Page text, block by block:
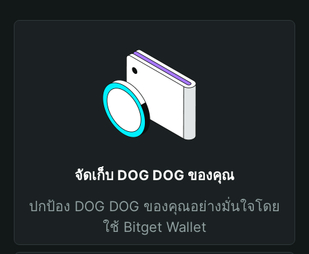
จัดเก็บ DOG DOG ของคุณ
ปกป้อง DOG DOG ของคุณอย่างมั่นใจโดย
ใช้ Bitget Wallet